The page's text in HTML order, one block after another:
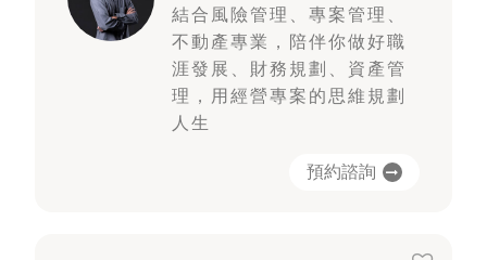
結合風險管理、專案管理、
不動產專業，陪伴你做好職
涯發展、財務規劃、資產管
理，用經營專案的思維規劃
人生
預約諮詢